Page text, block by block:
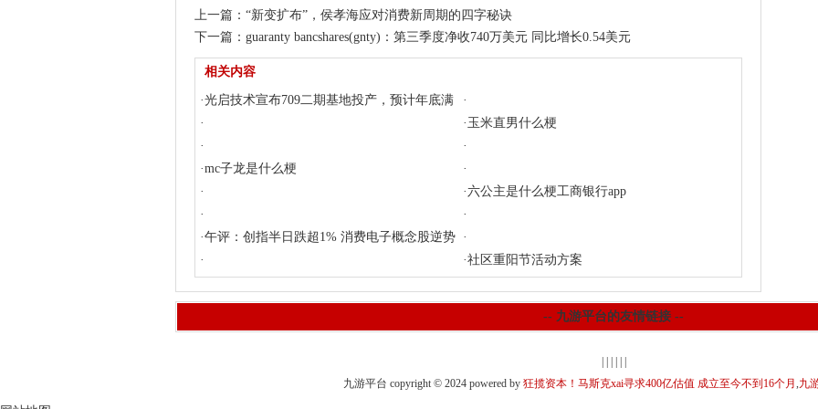
上一篇： “新变扩布”，侯孝海应对消费新周期的四字秘诀
下一篇： guaranty bancshares(gnty)：第三季度净收740万美元 同比增长0.54美元
相关内容
·光启技术宣布709二期基地投产，预计年底满
产
·
·
· 玉米直男什么梗
·
·
·mc子龙是什么梗
·
·
·六公主是什么梗工商银行app
·
·
·午评：创指半日跌超1% 消费电子概念股逆势
走强
·
·
·社区重阳节活动方案
-- 九游平台的友情链接 --
九游平台 copyright © 2024 powered by 狂揽资本！马斯克xai寻求400亿估值 成立至今不到16个月 ,九